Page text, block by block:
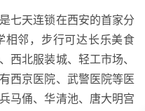
七天连锁在西安的首家分
相邻，步行可达长乐美食
西北服装城、轻工市场、
西京医院、武警医院等医
马俑、华清池、唐大明宫